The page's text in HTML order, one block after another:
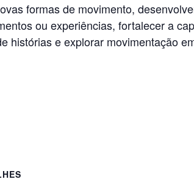
formas de movimento,
ou experiências, fortalecer a
histórias e explorar movimentação